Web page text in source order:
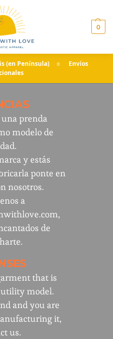
0
(en Península) ☼ Envíos
prenda
modelo de
y estás
ponte en
nosotros.
a
,
de
that is
utility model.
and you are
it,
us.